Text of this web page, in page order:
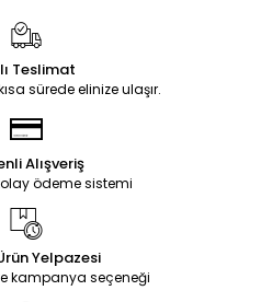
Teslimat
sürede elinize ulaşır.
Alışveriş
ödeme sistemi
Yelpazesi
kampanya seçeneği